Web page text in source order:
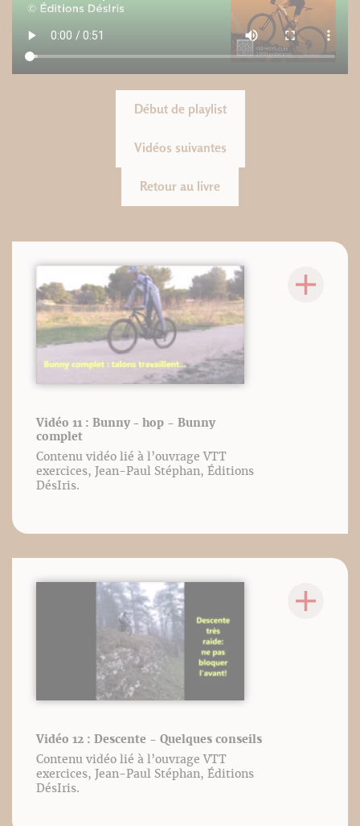
Début de playlist
Vidéos suivantes
Retour au livre
Vidéo 11 : Bunny - hop - Bunny
complet
Contenu vidéo lié à l’ouvrage VTT
exercices, Jean-Paul Stéphan, Éditions
DésIris.
Vidéo 12 : Descente - Quelques conseils
Contenu vidéo lié à l’ouvrage VTT
exercices, Jean-Paul Stéphan, Éditions
DésIris.